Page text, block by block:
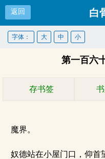
返回 白
字体： 大 中 小
第一百六
存书签
魔界。
奴德站在小屋门口，仰首